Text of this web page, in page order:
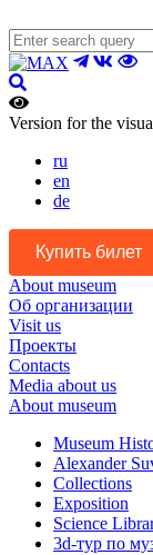
Version for the
ru
en
de
Купить билет
About museum
Об организации
Visit us
Проекты
Contacts
Media about us
About museum
Museum
Alexander
Collections
Exposition
Science
3d-тур по